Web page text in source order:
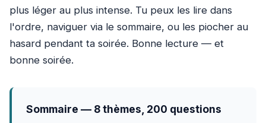
plus léger au plus intense. Tu peux les lire dans
l'ordre, naviguer via le sommaire, ou les piocher au
hasard pendant ta soirée. Bonne lecture — et
bonne soirée.
Sommaire — 8 thèmes, 200 questions